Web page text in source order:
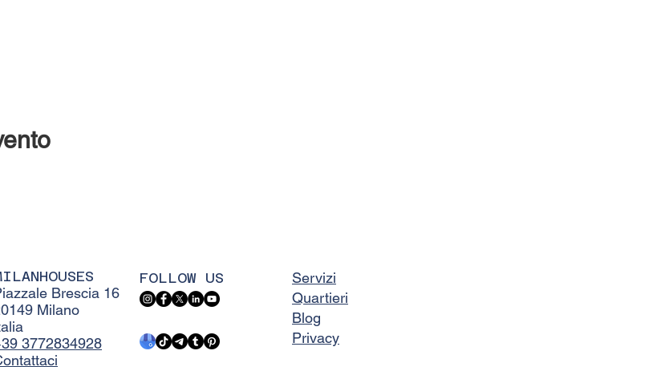
Brescia 16
Milano
3772834928
FOLLOW US
Servizi
Quartieri
Blog
Privacy